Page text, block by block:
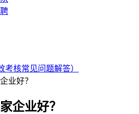
核常见问题解答）
业好？
企业好？